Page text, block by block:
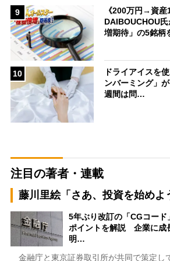
9
《200万円→資産
DAIBOUCHOU
増期待」の5銘
10
ドライアイスを
ンバーミング」
週間は問…
注目の著者・連載
藤川里絵「さあ、投資を始めよ
5年ぶり改訂の「CGコー
ポイントを解説 企業に成
明…
金融庁と東京証券取引所が共同で策定し